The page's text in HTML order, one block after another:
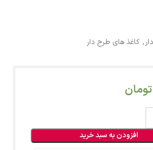
, کاغذ های طرح دار
تومان
افزودن به سبد خرید